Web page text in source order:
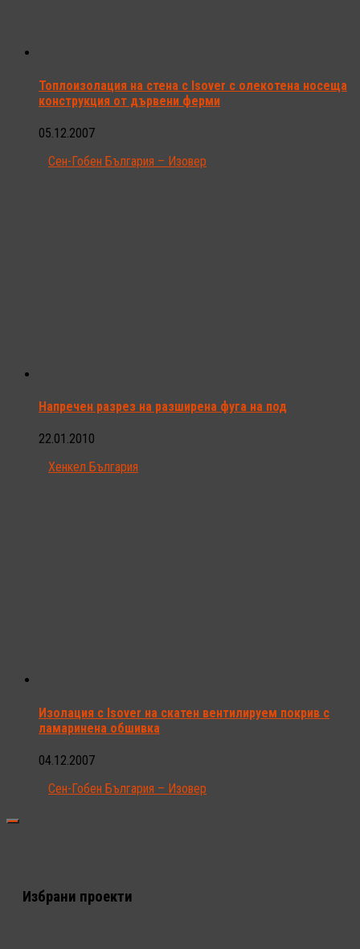
Топлоизолация на стена с Isover с олекотена носеща
конструкция от дървени ферми
05.12.2007
Сен-Гобен България – Изовер
Напречен разрез на разширена фуга на под
22.01.2010
Хенкел България
Изолация с Isover на скатен вентилируем покрив с
ламаринена обшивка
04.12.2007
Сен-Гобен България – Изовер
Избрани проекти